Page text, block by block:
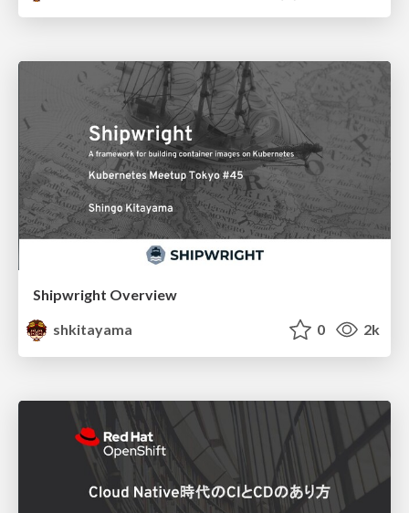
Shipwright Overview
shkitayama
0 2k